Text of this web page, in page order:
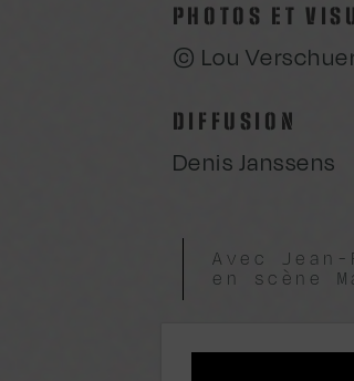
PHOTOS ET
© Lou
DIFFUSION
Denis Janssens
Avec
en scène